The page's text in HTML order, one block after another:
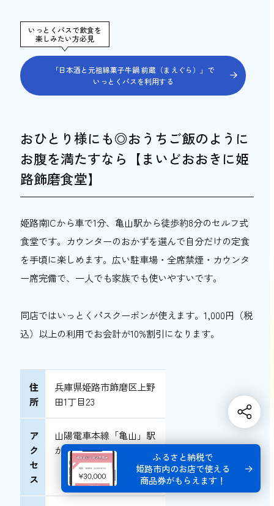
いっとくパスで飲食を
楽しみたい方必見
「日本酒と元祖綿菓子牛鍋 前蔵（まえぐら）」で
いっとくパスを利用する
おひとり様にも◎おうちご飯のように
お腹を満たすなら【まいどおおきに姫
路飾磨食堂】
姫路南ICから車で1分、亀山駅から徒歩約8分のセルフ式
食堂です。カウンターのおかずを選んで自分だけの定食
を手頃に楽しめます。広い駐車場・全席禁煙・カウンタ
ー席完備で、一人でも家族でも使いやすいです。
同店ではいっとくパスクーポンが使えます。1,000円（税
込）以上の利用でお会計が10%割引になります。
住
所
兵庫県姫路市飾磨区上野
田1丁目23
ア
ク
セ
ス
山陽電車本線「亀山」駅
から徒歩8分
ふるさと納税で
姫路市内のお店で使える
商品券がもらえます！